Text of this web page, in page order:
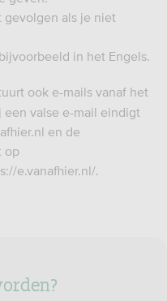
gevolgen als je niet
in het Engels.
ook e-mails vanaf het
een valse e-mail eindigt
en de
op
e.vanafhier.nl/.